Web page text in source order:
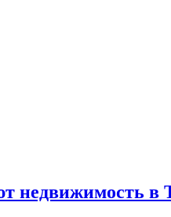
недвижимость в